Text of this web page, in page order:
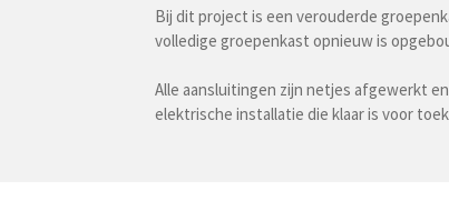
Bij dit project is een verouderde
volledige groepenkast opnieuw is
Alle aansluitingen zijn netjes afgewerkt
elektrische installatie die klaar is voor